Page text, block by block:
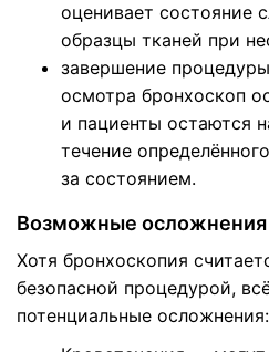
оценивает состояние
образцы тканей при
завершение
осмотра бронхоскоп
и пациенты остаются
течение
за состоянием.
Возможные осложнения
Хотя бронхоскопия
безопасной процедурой,
потенциальные осложнения: